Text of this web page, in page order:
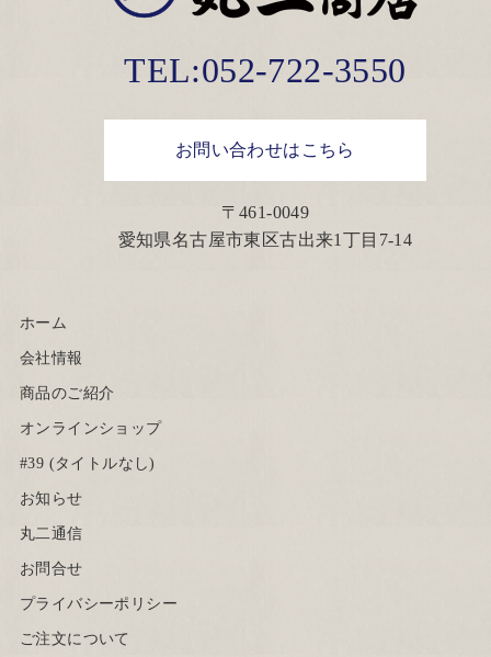
TEL:052-722-3550
お問い合わせはこちら
〒461-0049
愛知県名古屋市東区古出来1丁目7-14
ホーム
会社情報
商品のご紹介
オンラインショップ
#39 (タイトルなし)
お知らせ
丸二通信
お問合せ
プライバシーポリシー
ご注文について